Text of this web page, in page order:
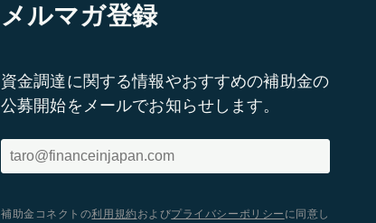
メルマガ登録
資金調達に関する情報やおすすめの補助金の
公募開始をメールでお知らせします。
補助金コネクトの利用規約 およびプライバシーポリシー に同意し